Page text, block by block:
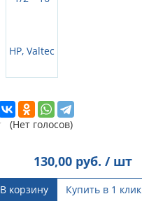
(Нет голосов)
130,00руб. / шт
В корзину Купить в 1 клик